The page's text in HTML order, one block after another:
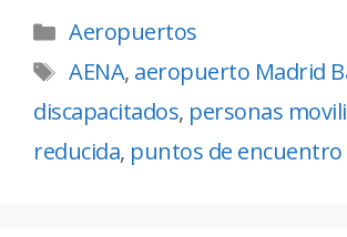
Aeropuertos
AENA, aeropuerto Madrid
discapacitados, personas
reducida, puntos de encuentro